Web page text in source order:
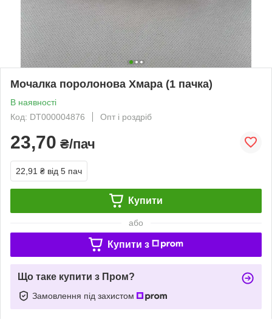
Мочалка поролонова Хмара (1 пачка)
В наявності
Код: DT000004876
Опт і роздріб
23,70 ₴/пач
22,91 ₴ від 5 пач
Купити
або
Купити з
Що таке купити з Пром?
Замовлення під захистом